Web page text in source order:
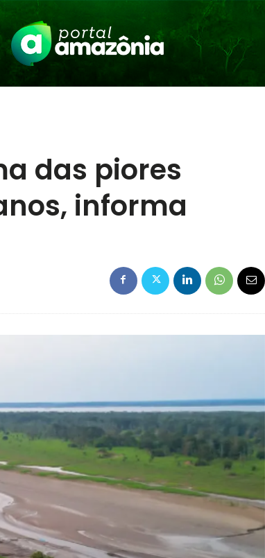
das piores
informa